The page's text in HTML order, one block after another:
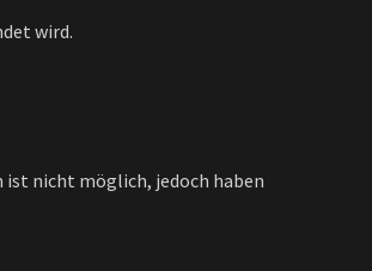
wird.
ist nicht möglich, jedoch haben